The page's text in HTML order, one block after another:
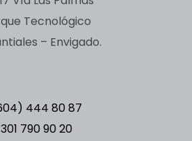
Tecnológico
– Envigado.
444 80 87
301 790 90 20